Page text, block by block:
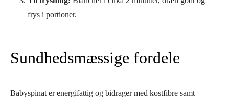
frys i portioner.
Sundhedsmæssige fordele
Babyspinat er energifattig og bidrager med kostfibre samt